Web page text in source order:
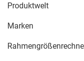
Produktwelt
Marken